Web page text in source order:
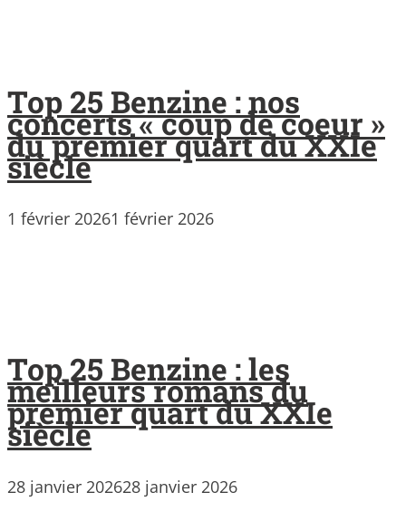
Top 25 Benzine : nos
concerts « coup de coeur »
du premier quart du XXIe
siècle
1 février 20261 février 2026
Top 25 Benzine : les
meilleurs romans du
premier quart du XXIe
siècle
28 janvier 202628 janvier 2026